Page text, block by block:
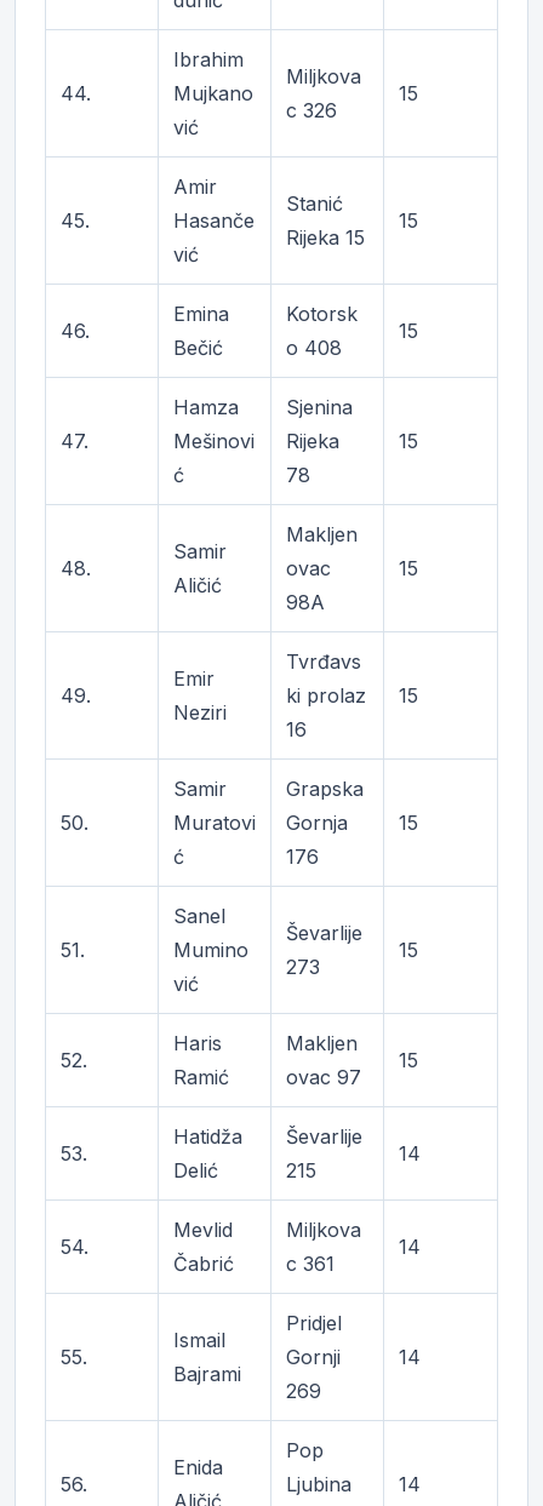
44.
Ibrahim
Mujkano
vić
Miljkova
c 326
15
45.
Amir
Hasanče
vić
Stanić
Rijeka 15
15
46.
Emina
Bečić
Kotorsk
o 408
15
47.
Hamza
Mešinovi
ć
Sjenina
Rijeka
78
15
48.
Samir
Aličić
Makljen
ovac
98A
15
49.
Emir
Neziri
Tvrđavs
ki prolaz
16
15
50.
Samir
Muratovi
ć
Grapska
Gornja
176
15
51.
Sanel
Mumino
vić
Ševarlije
273
15
52.
Haris
Ramić
Makljen
ovac 97
15
53.
Hatidža
Delić
Ševarlije
215
14
54.
Mevlid
Čabrić
Miljkova
c 361
14
55.
Ismail
Bajrami
Pridjel
Gornji
269
14
56.
Enida
Pop
Ljubina
14